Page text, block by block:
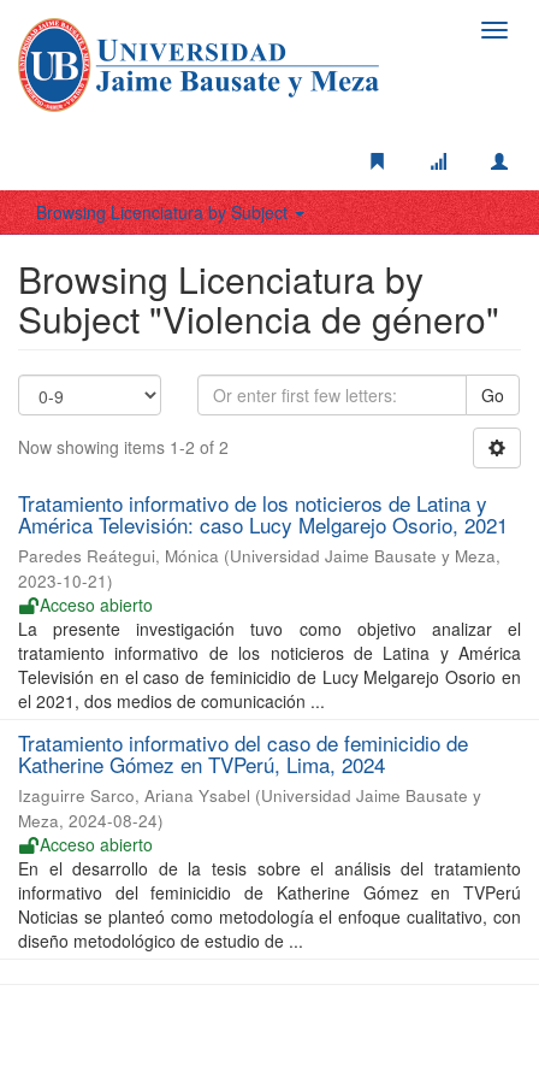
Browsing Licenciatura by Subject
Browsing Licenciatura by
Subject "Violencia de género"
Go
Now showing items 1-2 of 2
Tratamiento informativo de los noticieros de Latina y
América Televisión: caso Lucy Melgarejo Osorio, 2021
Paredes Reátegui, Mónica (Universidad Jaime Bausate y Meza,
2023-10-21)
Acceso abierto
La presente investigación tuvo como objetivo analizar el
tratamiento informativo de los noticieros de Latina y América
Televisión en el caso de feminicidio de Lucy Melgarejo Osorio en
el 2021, dos medios de comunicación ...
Tratamiento informativo del caso de feminicidio de
Katherine Gómez en TVPerú, Lima, 2024
Izaguirre Sarco, Ariana Ysabel (Universidad Jaime Bausate y
Meza, 2024-08-24)
Acceso abierto
En el desarrollo de la tesis sobre el análisis del tratamiento
informativo del feminicidio de Katherine Gómez en TVPerú
Noticias se planteó como metodología el enfoque cualitativo, con
diseño metodológico de estudio de ...